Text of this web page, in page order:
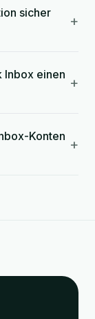
sicher
+
Inbox einen +
Konten +